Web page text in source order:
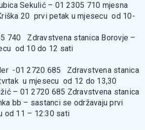
Sekulić – 01 2305 710 mjesna
20 prvi petak u mjesecu od 10-
740 Zdravstvena stanica Borovje –
od 10 do 12 sati
-01 2720 685 Zdravstvena stanica
u mjesecu od 12 do 13,30
– 01 2720 685 Zdravstvena stanica
bb – sastanci se održavaju prvi
od 11 – 12:30 sati